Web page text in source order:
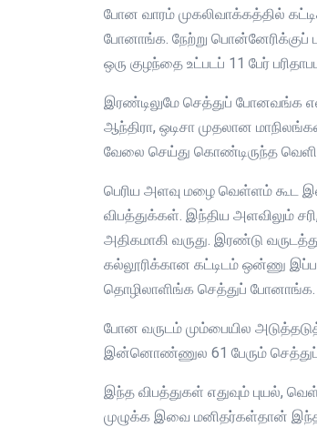
போன வாரம் முகலிவாக்கத்தில்
போனாங்க. நேற்று பொன்னேரிக்குப்
ஒரு குழந்தை உட்படப் 11 பேர்
இரண்டிலுமே செத்துப் போனவங்க
ஆந்திரா, ஒடிசா முதலான
வேலை செய்து கொண்டிருந்த வெளி
பெரிய அளவு மழை வெள்ளம் கூட
விபத்துக்கள். இந்திய அளவிலும் சரி,
அதிகமாகி வருது. இரண்டு
கல்லூரிக்கான கட்டிடம் ஒன்ணு
தொழிலாளிங்க செத்துப் போனாங்க.
போன வருடம் மும்பையில
இன்னொண்ணுல 61 பேரும்
இந்த விபத்துகள் எதுவும் புயல்,
முழுக்க இவை மனிதர்கள்தான்